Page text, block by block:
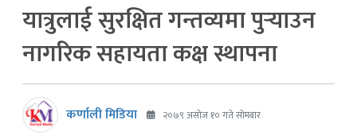
यात्रुलाई सुरक्षित गन्तव्यमा पुर्‍याउन
नागरिक सहायता कक्ष स्थापना
कर्णाली मिडिया २०७९ असोज १० गते सोमबार